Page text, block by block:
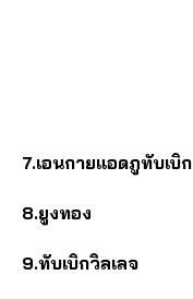
7.เอนกายแอดภูทับเบิก
8.ยูงทอง
9.ทับเบิกวิลเลจ